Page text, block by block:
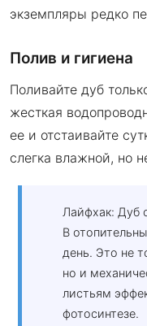
экземпляры редко
Полив и гигиена
Поливайте дуб
жесткая
ее и отстаивайте
слегка влажной, но
Лайфхак: Дуб
В
день. Это не
но и
листьям
фотосинтезе.